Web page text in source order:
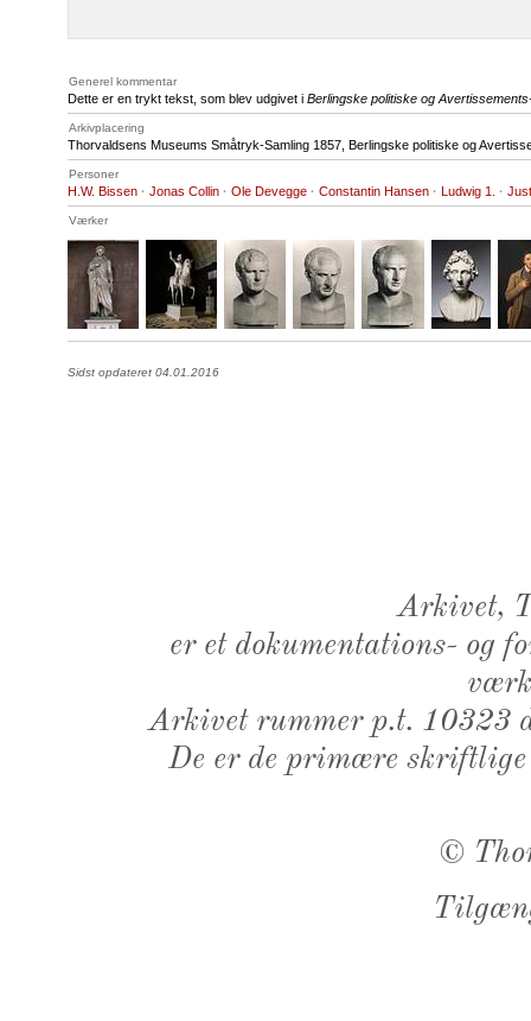
Generel kommentar
Dette er en trykt tekst, som blev udgivet i Berlingske politiske og
Arkivplacering
Thorvaldsens Museums Småtryk-Samling 1857, Berlingske politiske og
Personer
H.W. Bissen · Jonas Collin · Ole Devegge · Constantin Hansen · Ludwig 1. ·
Værker
Sidst opdateret 04.01.2016
Arkivet,
er et dokumentations- og
Arkivet rummer p.t. 10323
De er de primære
©